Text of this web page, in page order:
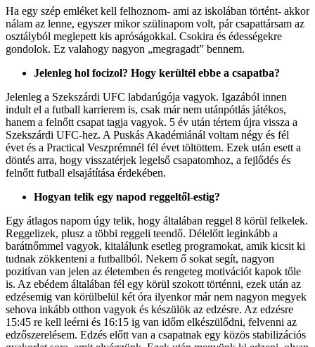
Ha egy szép emléket kell felhoznom- ami az iskolában történt- akkor
nálam az lenne, egyszer mikor szülinapom volt, pár csapattársam az
osztályból meglepett kis apróságokkal. Csokira és édességekre
gondolok. Ez valahogy nagyon „megragadt” bennem.
Jelenleg hol focizol? Hogy kerültél ebbe a csapatba?
Jelenleg a Szekszárdi UFC labdarúgója vagyok. Igazából innen
indult el a futball karrierem is, csak már nem utánpótlás játékos,
hanem a felnőtt csapat tagja vagyok. 5 év után tértem újra vissza a
Szekszárdi UFC-hez. A Puskás Akadémiánál voltam négy és fél
évet és a Practical Veszprémnél fél évet töltöttem. Ezek után esett a
döntés arra, hogy visszatérjek legelső csapatomhoz, a fejlődés és
felnőtt futball elsajátítása érdekében.
Hogyan telik egy napod reggeltől-estig?
Egy átlagos napom úgy telik, hogy általában reggel 8 körül felkelek.
Reggelizek, plusz a többi reggeli teendő. Délelőtt leginkább a
barátnőmmel vagyok, kitalálunk esetleg programokat, amik kicsit ki
tudnak zökkenteni a futballból. Nekem ő sokat segít, nagyon
pozitívan van jelen az életemben és rengeteg motivációt kapok tőle
is. Az ebédem általában fél egy körül szokott történni, ezek után az
edzésemig van körülbelül két óra ilyenkor már nem nagyon megyek
sehova inkább otthon vagyok és készülök az edzésre. Az edzésre
15:45 re kell leérni és 16:15 ig van időm elkészülődni, felvenni az
edzőszerelésem. Edzés előtt van a csapatnak egy közös stabilizációs